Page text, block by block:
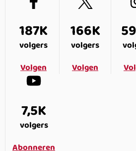
187K
volgers
Volgen
166K
volgers
Volgen
7,5K
volgers
Abonneren